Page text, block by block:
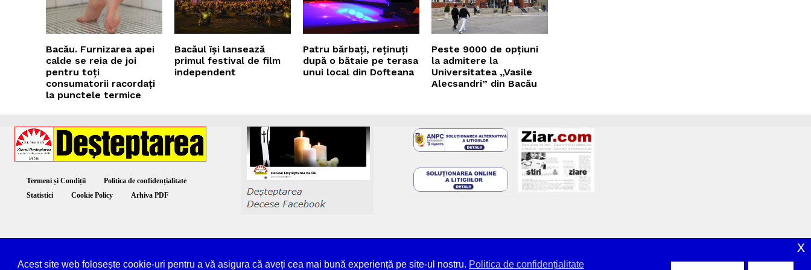
Bacău. Furnizarea apei
calde se reia de joi
pentru toți
consumatorii racordați
la punctele termice
Bacăul își lansează
primul festival de film
independent
Patru bărbați, reținuți
după o bătaie pe terasa
unui local din Dofteana
Peste 9000 de opțiuni
la admitere la
Universitatea „Vasile
Alecsandri” din Bacău
Termeni și Condiții
Politica de confidențialitate
Statistici
Cookie Policy Arhiva PDF
Acest site web folosește cookie-uri pentru a vă asigura că aveți cea mai bună experiență pe site-ul nostru. Politica de confidențialitate
x